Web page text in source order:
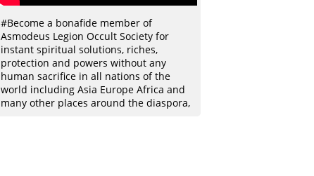
#Become a bonafide member of
Asmodeus Legion Occult Society for
instant spiritual solutions, riches,
protection and powers without any
human sacrifice in all nations of the
world including Asia Europe Africa and
many other places around the diaspora,